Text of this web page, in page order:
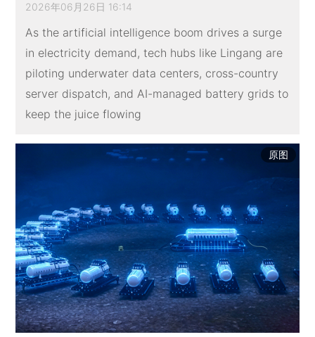
2026年06月26日 16:14
As the artificial intelligence boom drives a surge
in electricity demand, tech hubs like Lingang are
piloting underwater data centers, cross-country
server dispatch, and AI-managed battery grids to
keep the juice flowing
原图